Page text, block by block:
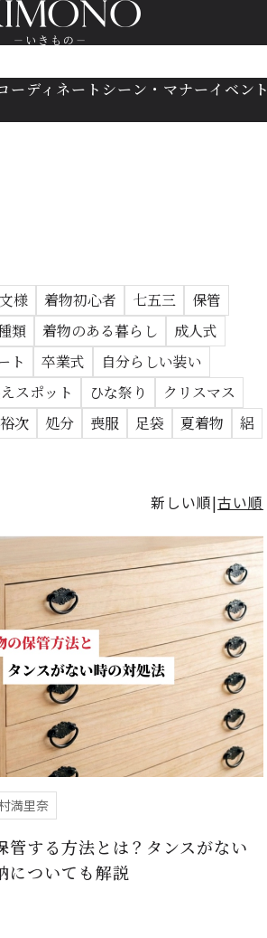
ーディネート シーン・マナーイベント
文様 着物初心者 七五三
保管
類 着物のある暮らし
成人式
ト 卒業式
自分らしい装い
スポット ひな祭り
クリスマス
次 処分 喪服 足袋 夏着物
絽
新しい順 古い順
満里奈
管する方法とは？タンスがない
についても解説